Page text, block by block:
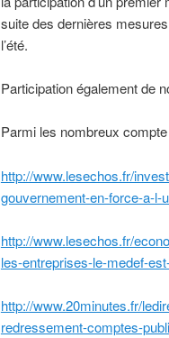
suite des dernières
l’été.
Participation également de
Parmi les nombreux
http://www.lesechos.fr/
gouvernement-en-force-a-l-
http://www.lesechos.fr/
les-entreprises-le-medef-
http://www.20minutes.fr/
redressement-comptes-